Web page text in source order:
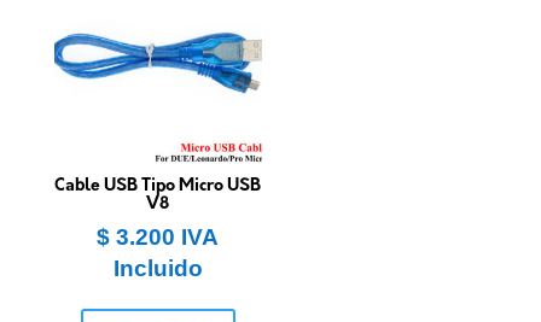
Cable USB Tipo Micro USB
V8
$ 3.200 IVA
Incluido